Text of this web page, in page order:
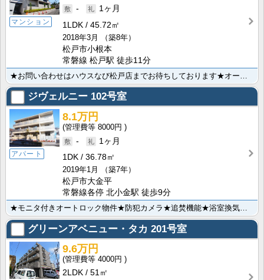
マンション
-
1ヶ月
1LDK
45.72㎡
2018年3月
（築8年）
松戸市小根本
常磐線 松戸駅 徒歩11分
ジヴェルニー 102号室
アパート
8.1万円
8000円
-
1ヶ月
1DK
36.78㎡
2019年1月
（築7年）
松戸市大金平
常磐線各停 北小金駅 徒歩9分
グリーンアベニュー・タカ 201号室
9.6万円
4000円
2LDK
51㎡